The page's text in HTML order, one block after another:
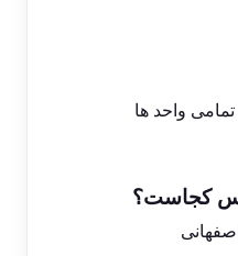
واحد ها
کجاست؟